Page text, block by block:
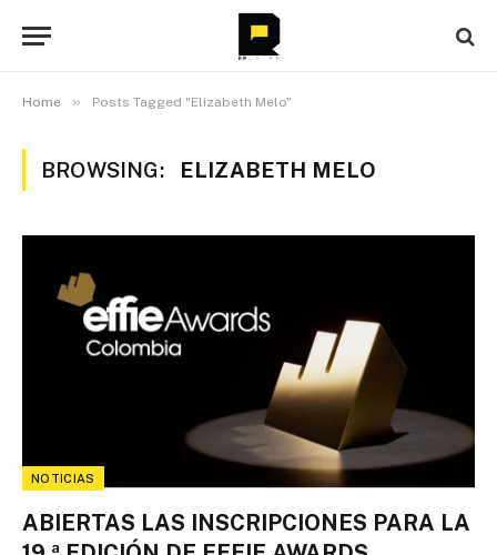
Home » Posts Tagged "Elizabeth Melo"
BROWSING: ELIZABETH MELO
NOTICIAS
ABIERTAS LAS INSCRIPCIONES PARA LA